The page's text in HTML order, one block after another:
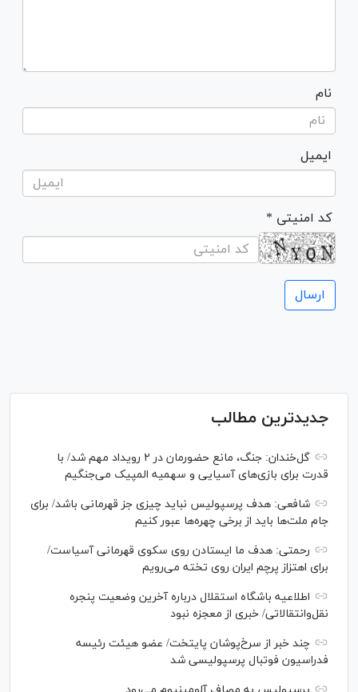
نام
ایمیل
* کد امنیتی
جدیدترین مطالب
گل‌خندان: جنگ، مانع حضورمان در ۲ رویداد مهم شد/ با
قدرت برای بازی‌های آسیایی و سهمیه المپیک می‌جنگیم
شافعی: هدف پرسپولیس نباید چیزی جز قهرمانی باشد/ برای
جام ملت‌ها باید از برخی چهره‌ها عبور کنیم
رحمتی: هدف ما ایستادن روی سکوی قهرمانی آسیاست/
برای اهتزاز پرچم ایران روی تخته می‌رویم
اطلاعیه باشگاه استقلال درباره آخرین وضعیت پنجره
نقل‌وانتقالاتی/ خبری از معجزه نبود
چند خبر از سرخ‌پوشان پایتخت/ عضو هیئت رئیسه
فدراسیون فوتبال پرسپولیسی شد